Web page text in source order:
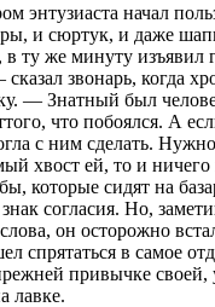
энтузиаста начал
и сюртук, и даже
ту же минуту изъявил
звонарь, когда
— Знатный был
что побоялся. А
с ним сделать.
хвост ей, то и
которые сидят на
согласия. Но,
он осторожно
спрятаться в самое
привычке своей,
лавке.